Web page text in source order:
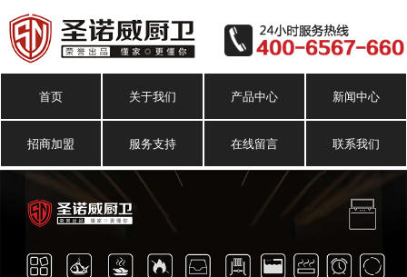
首页 关于我们 产品中心 新闻中心
招商加盟 服务支持 在线留言 联系我们